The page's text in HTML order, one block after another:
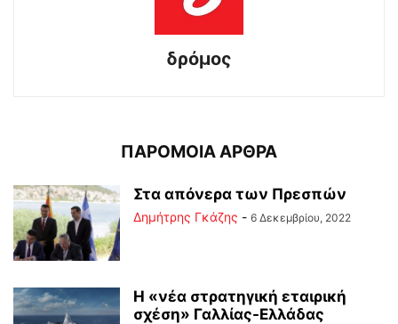
δρόμος
ΠΑΡΟΜΟΙΑ ΑΡΘΡΑ
Στα απόνερα των Πρεσπών
Δημήτρης Γκάζης - 6 Δεκεμβρίου, 2022
Η «νέα στρατηγική εταιρική
σχέση» Γαλλίας-Ελλάδας